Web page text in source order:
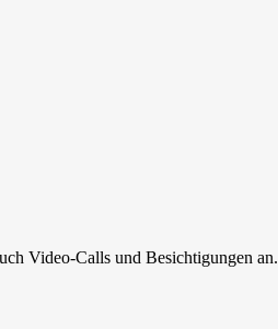
Video-Calls und Besichtigungen an.